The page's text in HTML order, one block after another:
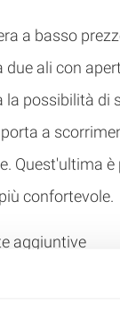
a basso
ali con
possibilità di
a
Quest'ultima
confortevole.
aggiuntive
destinata a tutti